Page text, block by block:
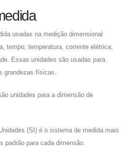
usadas na medição dimensional
tempo, temperatura, corrente elétrica,
Essas unidades são usadas para
grandezas físicas.
unidades para a dimensão de
(SI) é o sistema de medida mais
padrão para cada dimensão.